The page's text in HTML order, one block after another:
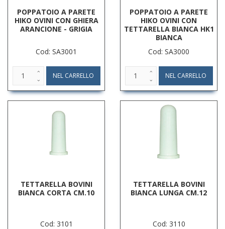
POPPATOIO A PARETE
HIKO OVINI CON GHIERA
ARANCIONE - GRIGIA
Cod: SA3001
POPPATOIO A PARETE
HIKO OVINI CON
TETTARELLA BIANCA HK1
BIANCA
Cod: SA3000
TETTARELLA BOVINI
BIANCA CORTA CM.10
Cod: 3101
TETTARELLA BOVINI
BIANCA LUNGA CM.12
Cod: 3110